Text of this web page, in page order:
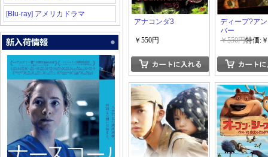
[Blu-ray] アメリカドラマ
アナコンダ3
￥550円
ディープ?ア
バー
￥550円特価: